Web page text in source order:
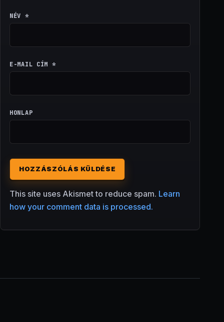
NÉV *
E-MAIL CÍM *
HONLAP
This site uses Akismet to reduce spam. Learn
how your comment data is processed.